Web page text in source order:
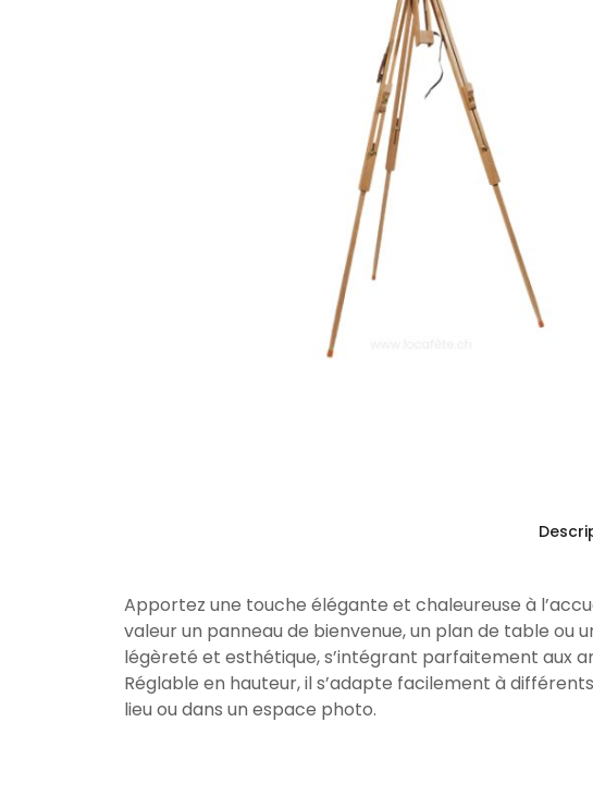
Apportez une touche élégante et chaleureuse à
valeur un panneau de bienvenue, un plan de table ou
légèreté et esthétique, s’intégrant parfaitement aux
Réglable en hauteur, il s’adapte facilement à
lieu ou dans un espace photo.